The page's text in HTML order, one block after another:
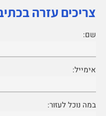
צריכים עזרה
שם:
אימייל:
במה נוכל לעזור: